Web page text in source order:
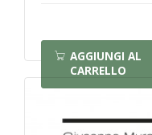
AGGIUNGI AL
CARRELLO